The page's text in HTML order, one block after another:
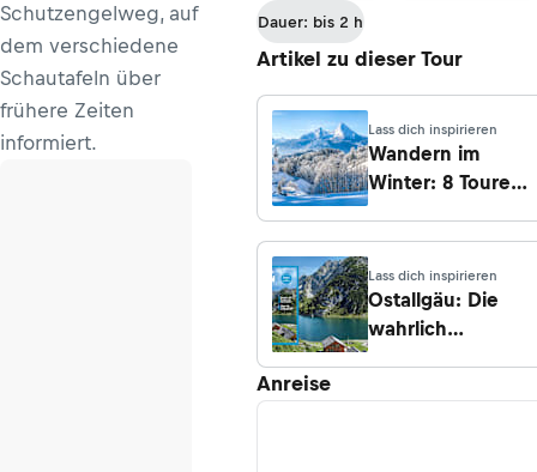
Schutzengelweg, auf
dem verschiedene
Schautafeln über
frühere Zeiten
informiert.
Dauer: bis 2 h
Artikel zu dieser Tour
Lass dich inspirieren
Wandern im
Winter: 8 Touren
Lass dich inspirieren
Ostallgäu: Die
wahrlich
Anreise